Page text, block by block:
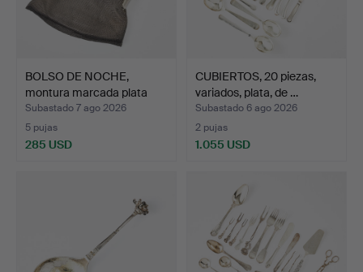
BOLSO DE NOCHE,
montura marcada plata
800,…
Subastado 7 ago 2026
5 pujas
285 USD
CUBIERTOS, 20 piezas,
variados, plata, de …
Subastado 6 ago 2026
2 pujas
1.055 USD